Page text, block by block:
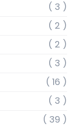
( 3 )
( 2 )
( 2 )
( 3 )
( 16 )
( 3 )
( 39 )